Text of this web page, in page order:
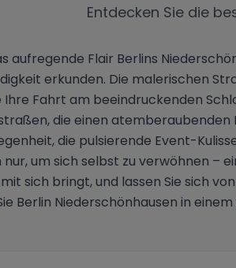
Entdecken Sie die
aufregende Flair Berlins
erkunden. Die malerischen
Ihre Fahrt am beeindruckenden
die einen atemberaubenden
die pulsierende Event-
um sich selbst zu verwöhnen –
sich bringt, und lassen Sie sich
Berlin Niederschönhausen in